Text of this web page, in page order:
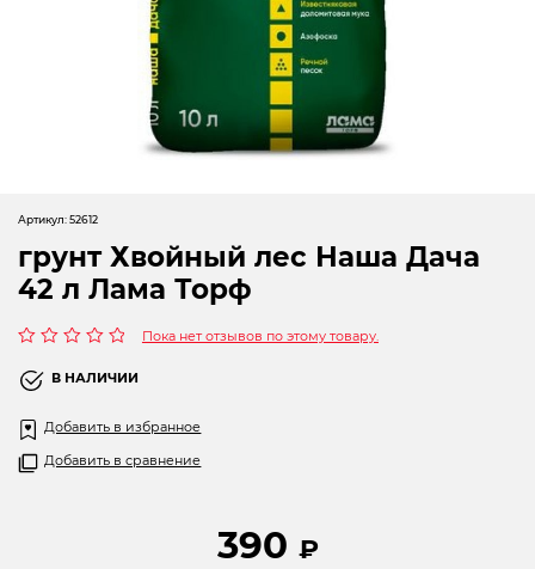
Новогодние товары
Отопление и климат
Подарочные сертификаты
Расходные материалы и оснастка
Садовая техника
Сварочное оборудование
Строительное оборудование
Артикул:52612
грунт Хвойный лес Наша Дача
42 л Лама Торф
0
из
Пока нет отзывов по этому товару.
В НАЛИЧИИ
Добавить в избранное
Добавить в сравнение
390 ₽